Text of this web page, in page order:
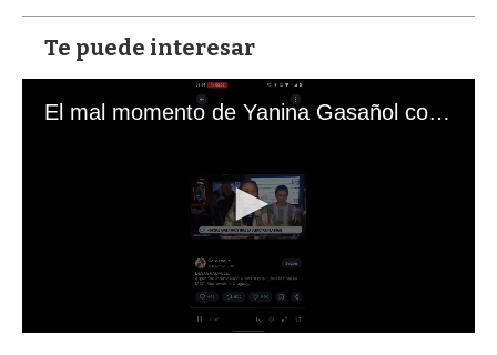
Te puede interesar
El mal momento de Yanina Gasañol con un hincha argentino en "Subrayado"